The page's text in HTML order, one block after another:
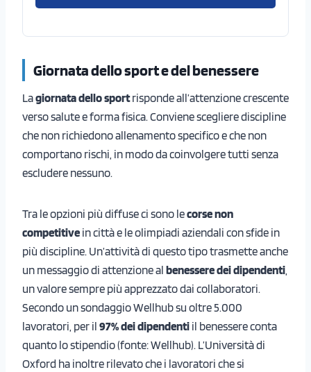
Giornata dello sport e del benessere
Lagiornata dello sportrisponde all’attenzione crescente
verso salute e forma fisica. Conviene scegliere discipline
che non richiedono allenamento specifico e che non
comportano rischi, in modo da coinvolgere tutti senza
escludere nessuno.
Tra le opzioni più diffuse ci sono lecorse non
competitive in città e le olimpiadi aziendali con sfide in
più discipline. Un’attività di questo tipo trasmette anche
un messaggio di attenzione al benessere dei dipendenti,
un valore sempre più apprezzato dai collaboratori.
Secondo un sondaggio Wellhub su oltre 5.000
lavoratori, per il 97% dei dipendenti il benessere conta
quanto lo stipendio (fonte: Wellhub). L’Università di
Oxford ha inoltre rilevato che i lavoratori che si